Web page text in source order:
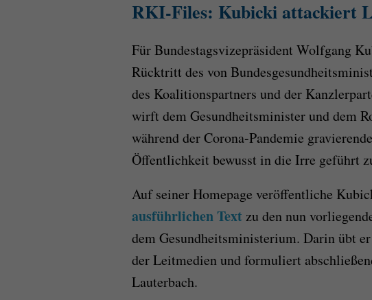
RKI-Files: Kubicki attackiert
Für Bundestagsvizepräsident Wolfgang
Rücktritt des von
des Koalitionspartners und der
wirft dem Gesundheitsminister und dem
während der Corona-Pandemie
Öffentlichkeit bewusst in die Irre geführt
Auf seiner Homepage veröffentliche
ausführlichen Text zu den nun
dem Gesundheitsministerium. Darin übt
der Leitmedien und formuliert
Lauterbach.